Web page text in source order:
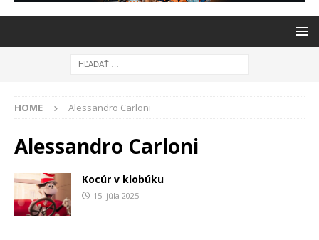
HOME Alessandro Carloni
Alessandro Carloni
Kocúr v klobúku
15. júla 2025